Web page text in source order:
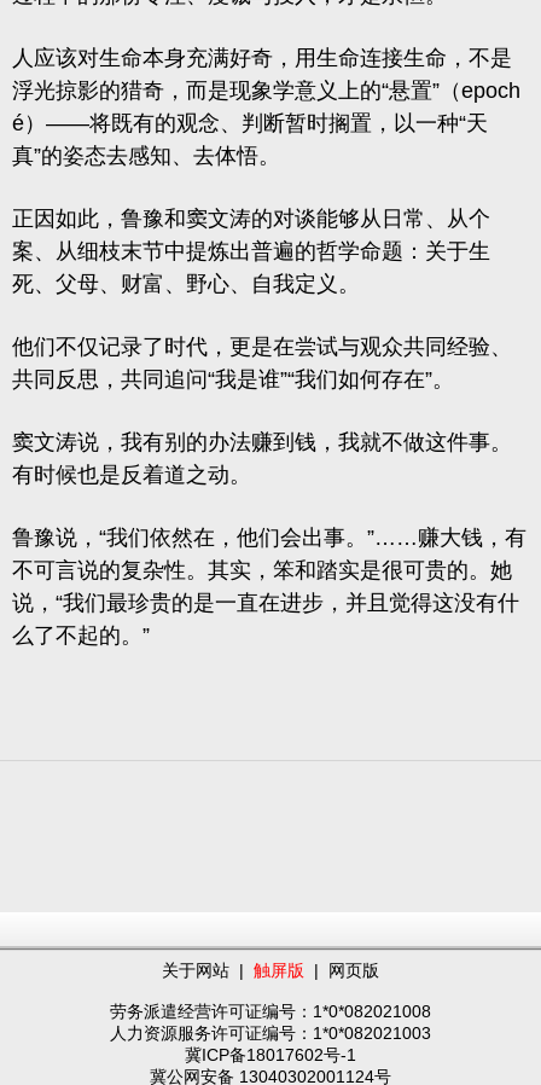
人应该对生命本身充满好奇，用生命连接生命，不是
浮光掠影的猎奇，而是现象学意义上的“悬置”（epoch
é）——将既有的观念、判断暂时搁置，以一种“天
真”的姿态去感知、去体悟。
正因如此，鲁豫和窦文涛的对谈能够从日常、从个
案、从细枝末节中提炼出普遍的哲学命题：关于生
死、父母、财富、野心、自我定义。
他们不仅记录了时代，更是在尝试与观众共同经验、
共同反思，共同追问“我是谁”“我们如何存在”。
窦文涛说，我有别的办法赚到钱，我就不做这件事。
有时候也是反着道之动。
鲁豫说，“我们依然在，他们会出事。”……赚大钱，有
不可言说的复杂性。其实，笨和踏实是很可贵的。她
说，“我们最珍贵的是一直在进步，并且觉得这没有什
么了不起的。”
关于网站 | 触屏版 | 网页版
劳务派遣经营许可证编号：1*0*082021008
人力资源服务许可证编号：1*0*082021003
冀ICP备18017602号-1
冀公网安备 13040302001124号